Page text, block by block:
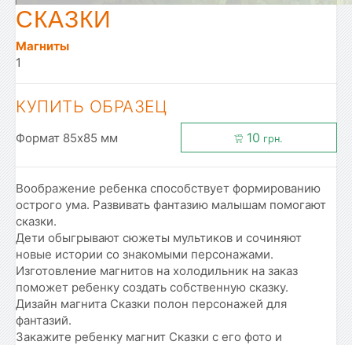
СКАЗКИ
Магниты
1
КУПИТЬ ОБРАЗЕЦ
Формат 85x85 мм 10 грн.
Воображение ребенка способствует формированию
острого ума. Развивать фантазию малышам помогают
сказки.
Дети обыгрывают сюжеты мультиков и сочиняют
новые истории со знакомыми персонажами.
Изготовление магнитов на холодильник на заказ
поможет ребенку создать собственную сказку.
Дизайн магнита Сказки полон персонажей для
фантазий.
Закажите ребенку магнит Сказки с его фото и